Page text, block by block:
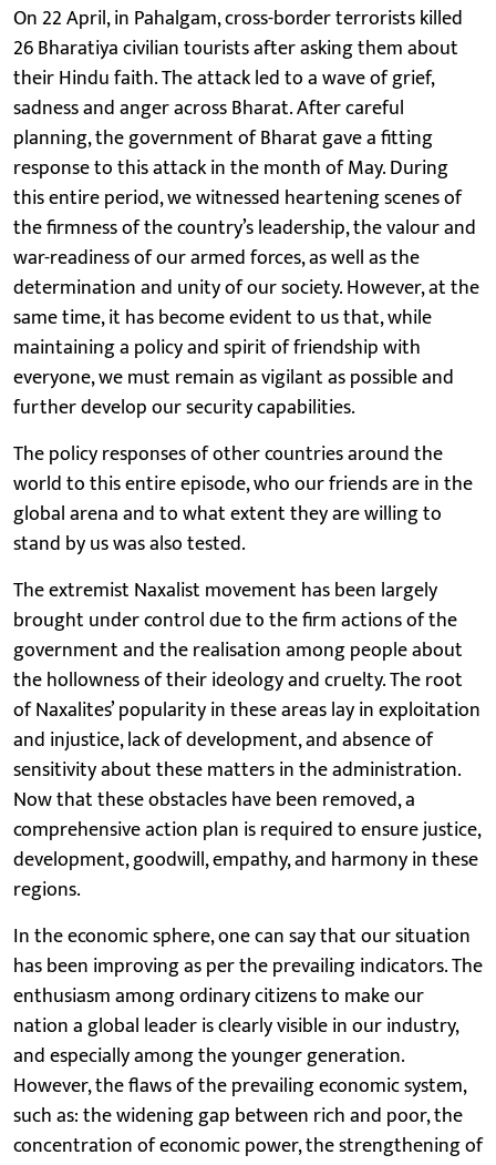
On 22 April, in Pahalgam, cross-border terrorists killed
26 Bharatiya civilian tourists after asking them about
their Hindu faith. The attack led to a wave of grief,
sadness and anger across Bharat. After careful
planning, the government of Bharat gave a fitting
response to this attack in the month of May. During
this entire period, we witnessed heartening scenes of
the firmness of the country’s leadership, the valour and
war-readiness of our armed forces, as well as the
determination and unity of our society. However, at the
same time, it has become evident to us that, while
maintaining a policy and spirit of friendship with
everyone, we must remain as vigilant as possible and
further develop our security capabilities.
The policy responses of other countries around the
world to this entire episode, who our friends are in the
global arena and to what extent they are willing to
stand by us was also tested.
The extremist Naxalist movement has been largely
brought under control due to the firm actions of the
government and the realisation among people about
the hollowness of their ideology and cruelty. The root
of Naxalites’ popularity in these areas lay in exploitation
and injustice, lack of development, and absence of
sensitivity about these matters in the administration.
Now that these obstacles have been removed, a
comprehensive action plan is required to ensure justice,
development, goodwill, empathy, and harmony in these
regions.
In the economic sphere, one can say that our situation
has been improving as per the prevailing indicators. The
enthusiasm among ordinary citizens to make our
nation a global leader is clearly visible in our industry,
and especially among the younger generation.
However, the flaws of the prevailing economic system,
such as: the widening gap between rich and poor, the
concentration of economic power, the strengthening of